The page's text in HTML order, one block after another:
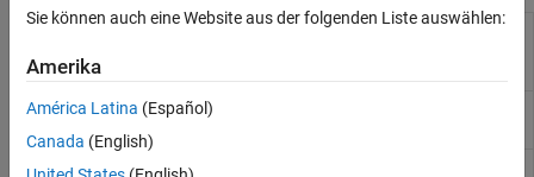
Uplink Channels
NB-IoT Channels
Physical Layer Subcomponents
UMTS downlink
umtsDownlinkWaveformGenerator
umtsUplinkReferenceChannels
Sie können auch eine Website aus der folgenden Liste auswählen:
Amerika
América Latina (Español)
Canada (English)